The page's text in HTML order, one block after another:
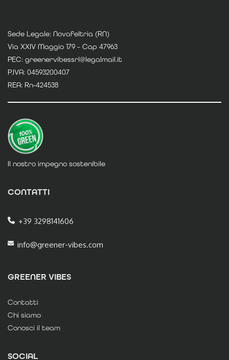
Sede Legale: Novafeltria (RN)
Via XXIV Maggio 179 – Cap 47963
PEC: greenervibessrl@legalmail.it
P.IVA: 04593200407
REA: Rn-424538
Il nostro impegno sostenibile
CONTATTI
+39 3298141606
info@greener-vibes.com
GREENER VIBES
Contatti
Chi siamo
Conosci il team
SOCIAL